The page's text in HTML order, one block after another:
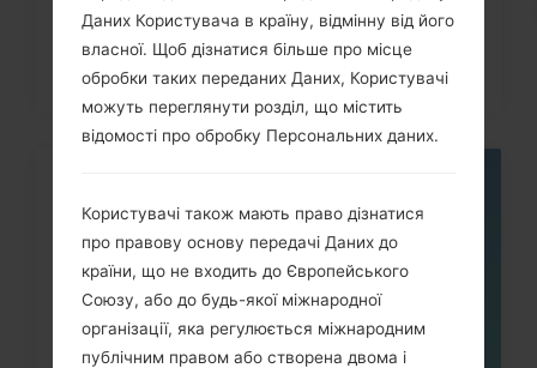
Даних Користувача в країну, відмінну від його
власної. Щоб дізнатися більше про місце
обробки таких переданих Даних, Користувачі
можуть переглянути розділ, що містить
відомості про обробку Персональних даних.
Користувачі також мають право дізнатися
про правову основу передачі Даних до
країни, що не входить до Європейського
Союзу, або до будь-якої міжнародної
організації, яка регулюється міжнародним
публічним правом або створена двома і